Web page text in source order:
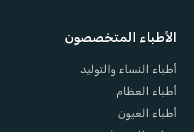
الأطباء المتخصصون
أطباء النساء والتوليد
أطباء العظام
أطباء العيون